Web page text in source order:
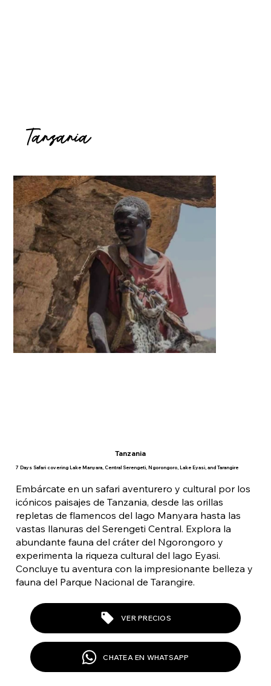
Tanzania
Tanzania
7 Days Safari covering Lake Manyara, Central Serengeti, Ngorongoro, Lake Eyasi, and Tarangire
Embárcate en un safari aventurero y cultural por los
icónicos paisajes de Tanzania, desde las orillas
repletas de flamencos del lago Manyara hasta las
vastas llanuras del Serengeti Central. Explora la
abundante fauna del cráter del Ngorongoro y
experimenta la riqueza cultural del lago Eyasi.
Concluye tu aventura con la impresionante belleza y
fauna del Parque Nacional de Tarangire.
VER PRECIOS
CHATEA EN WHATSAPP